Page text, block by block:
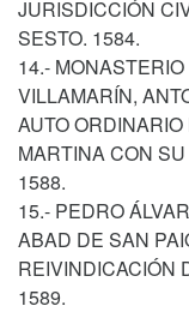
JURISDICCIÓN
SESTO. 1584.
14.-
VILLAMARÍN,
AUTO
MARTINA CON
1588.
15.- PEDRO
ABAD DE SAN
REIVINDICACIÓN
1589.